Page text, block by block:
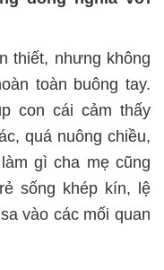
thiết, nhưng không
toàn buông tay.
con cái cảm thấy
quá nuông chiều,
gì cha mẹ cũng
sống khép kín, lệ
vào các mối quan